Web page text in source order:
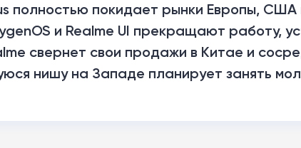
полностью покидает рынки Европы, США
и Realme UI прекращают работу,
свернет свои продажи в Китае и
нишу на Западе планирует занять